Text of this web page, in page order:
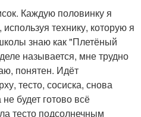
Каждую половинку я
технику, которую я
знаю как "Плетёный
называется, мне трудно
понятен. Идёт
тесто, сосиска, снова
будет готово всё
тесто подсолнечным